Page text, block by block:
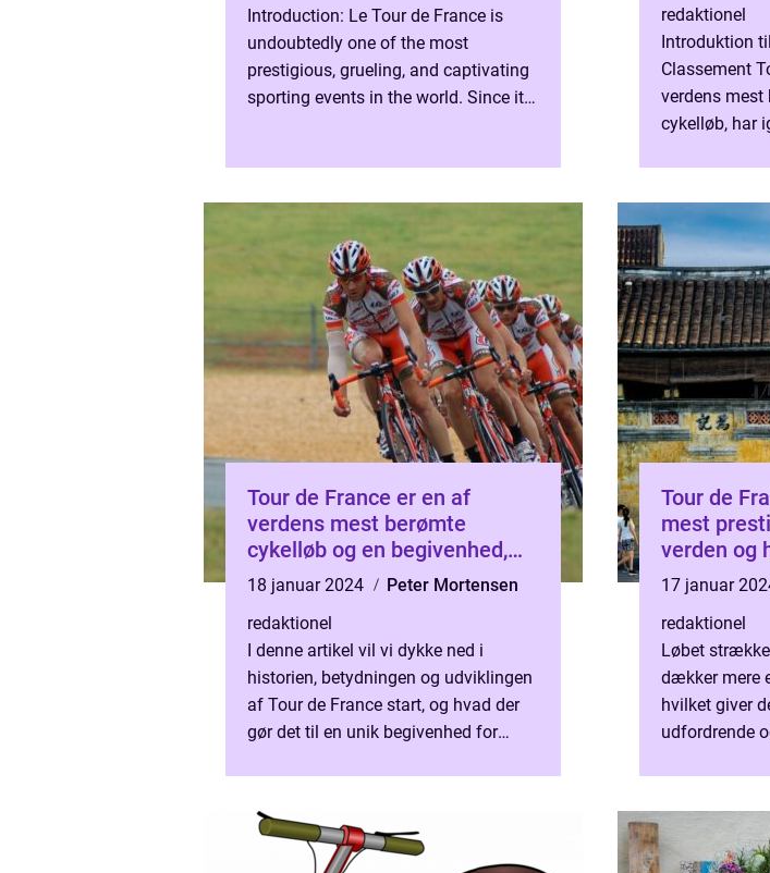
Introduction: Le Tour de France is
undoubtedly one of the most
prestigious, grueling, and captivating
sporting events in the world. Since its
redaktionel
Introduktion
Classement
verdens
cykelløb, har
Tour de France er en af
verdens mest berømte
cykelløb og en begivenhed,
der tiltrækker millioner af
tilskuere hvert år
18 januar 2024
Peter Mortensen
redaktionel
I denne artikel vil vi dykke ned i
historien, betydningen og udviklingen
af Tour de France start, og hvad der
gør det til en unik begivenhed for
Tour de
mest
verden og
fascineret
17 januar
redaktionel
Løbet
dækker mere
hvilket giver
udfordrende
vi...